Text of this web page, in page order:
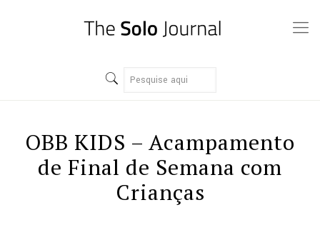
OBB KIDS – Acampamento
de Final de Semana com
Crianças